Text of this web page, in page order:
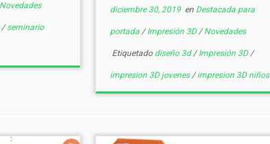
Novedades
/seminario
diciembre 30, 2019en Destacada para
portada /Impresión 3D/Novedades
Etiquetado diseño 3d/Impresión 3D/
impresion 3D jovenes/impresion 3D niños